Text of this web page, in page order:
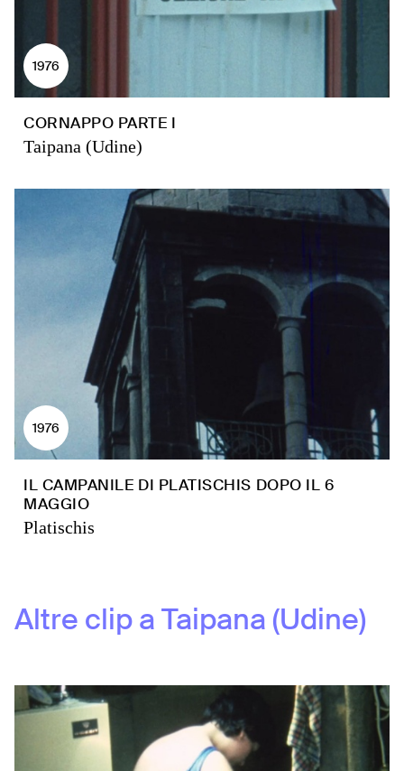
1976
CORNAPPO PARTE I
Taipana (Udine)
1976
IL CAMPANILE DI PLATISCHIS DOPO IL 6
MAGGIO
Platischis
Altre clip aTaipana (Udine)